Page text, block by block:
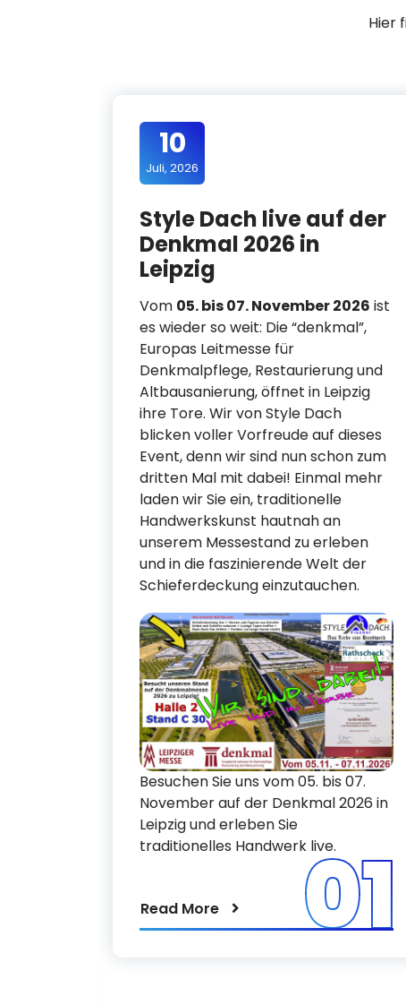
Hier
10
Juli, 2026
Style Dach live auf der
Denkmal 2026 in
Leipzig
Vom 05. bis 07. November 2026 ist
es wieder so weit: Die “denkmal”,
Europas Leitmesse für
Denkmalpflege, Restaurierung und
Altbausanierung, öffnet in Leipzig
ihre Tore. Wir von Style Dach
blicken voller Vorfreude auf dieses
Event, denn wir sind nun schon zum
dritten Mal mit dabei! Einmal mehr
laden wir Sie ein, traditionelle
Handwerkskunst hautnah an
unserem Messestand zu erleben
und in die faszinierende Welt der
Schieferdeckung einzutauchen.
Besuchen Sie uns vom 05. bis 07.
November auf der Denkmal 2026 in
Leipzig und erleben Sie
traditionelles Handwerk live.
Read More 01